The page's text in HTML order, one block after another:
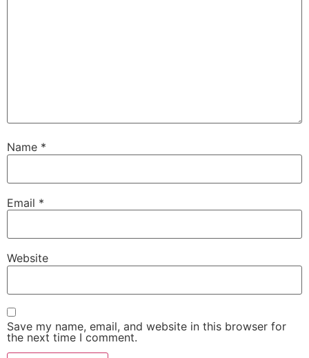
Name *
Email *
Website
Save my name, email, and website in this browser for
the next time I comment.